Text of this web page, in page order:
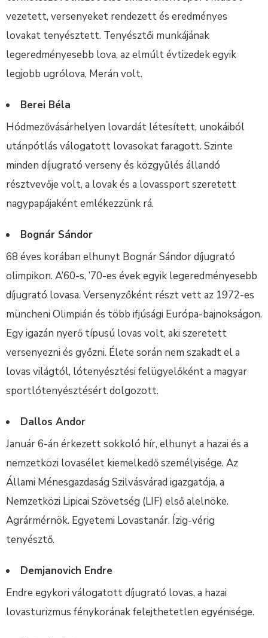
vezetett, versenyeket rendezett és eredményes
lovakat tenyésztett. Tenyésztői munkájának
legeredményesebb lova, az elmúlt évtizedek egyik
legjobb ugrólova, Merán volt.
Berei Béla
Hódmezővásárhelyen lovardát létesített, unokáiból
utánpótlás válogatott lovasokat faragott. Szinte
minden díjugrató verseny és közgyűlés állandó
résztvevője volt, a lovak és a lovassport szeretett
nagypapájaként emlékezzünk rá.
Bognár Sándor
68 éves korában elhunyt Bognár Sándor díjugrató
olimpikon. A’60-s, ’70-es évek egyik legeredményesebb
díjugrató lovasa. Versenyzőként részt vett az 1972-es
müncheni Olimpián és több ifjúsági Európa-bajnokságon.
Egy igazán nyerő típusú lovas volt, aki szeretett
versenyezni és győzni. Élete során nem szakadt el a
lovas világtól, lótenyésztési felügyelőként a magyar
sportlótenyésztésért dolgozott.
Dallos Andor
Január 6-án érkezett sokkoló hír, elhunyt a hazai és a
nemzetközi lovasélet kiemelkedő személyisége. Az
Állami Ménesgazdaság Szilvásvárad igazgatója, a
Nemzetközi Lipicai Szövetség (LIF) első alelnöke.
Agrármérnök. Egyetemi Lovastanár. Ízig-vérig
tenyésztő.
Demjanovich Endre
Endre egykori válogatott díjugrató lovas, a hazai
lovasturizmus fénykorának felejthetetlen egyénisége.